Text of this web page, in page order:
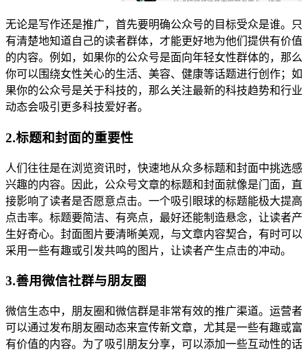
无论是写作还是推广，首先要明确公众号的目标受众是谁。只
有清楚地知道自己的读者群体，才能更好地为他们提供有价值
的内容。例如，如果你的公众号是面向年轻女性群体的，那么
你可以围绕女性关心的生活、美容、健康等话题进行创作；如
果你的公众号是关于科技的，那么关注最新的科技趋势和行业
动态会吸引更多科技爱好者。
2.标题和封面的重要性
人们往往是在浏览资讯时，快速地从众多标题和封面中挑选感
兴趣的内容。因此，公众号文章的标题和封面就像是门面，直
接影响了读者是否愿意点击。一个吸引眼球的标题能极大提高
点击率。标题要简洁、有亮点，最好还能制造悬念，让读者产
生好奇心。封面图片要清晰美观，与文章内容契合，有时可以
采用一些有趣或引发共鸣的图片，让读者产生点击的冲动。
3.善用微信社群与朋友圈
微信生态中，朋友圈和微信群是非常有效的推广渠道。运营者
可以通过发布朋友圈动态来宣传新文章，尤其是一些有趣或富
有价值的内容。为了吸引朋友分享，可以添加一些互动性的话